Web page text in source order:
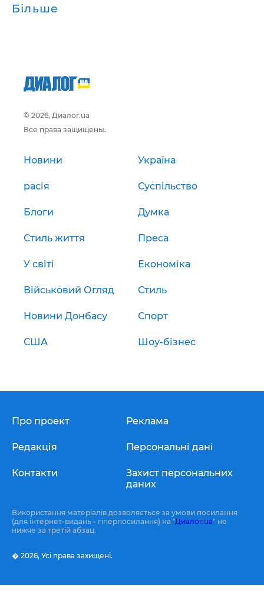
Більше
© 2026, Диалог.ua
Все права защищены.
Новини Україна
расія Суспільство
Блоги Думка
Стиль життя Преса
У світі Економіка
Військовий Огляд Стиль
Новини Донбасу Спорт
США Шоу-бізнес
Про проект
Редакція
Контакти
Реклама
Персональні дані
Захист персональних
даних
Використання матеріалів дозволяється за умови посилання
(для інтернет-видань - гіперпосилання) на "Диалог.ua" не
нижче за третій абзац.
� 2026, Усі права захищені.